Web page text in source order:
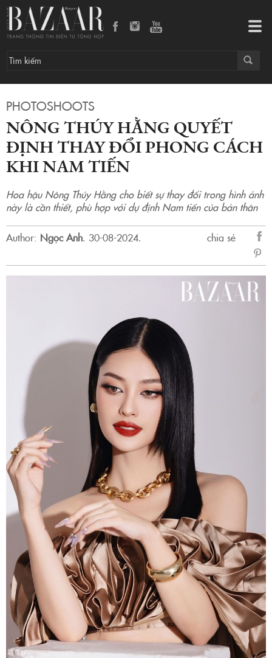
PHOTOSHOOTS
NÔNG THÚY HẰNG QUYẾT
ĐỊNH THAY ĐỔI PHONG CÁCH
KHI NAM TIẾN
Hoa hậu Nông Thúy Hằng cho biết sự thay đổi trong hình ảnh
này là cần thiết, phù hợp với dự định Nam tiến của bản thân
Author: Ngọc Anh. 30-08-2024.
chia sẻ
sẻ